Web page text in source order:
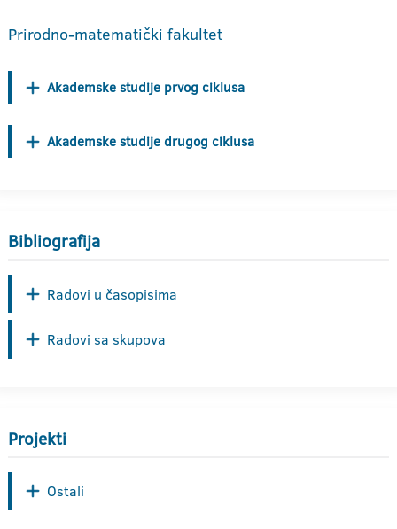
Prirodno-matematički fakultet
Akademske studije prvog ciklusa
Akademske studije drugog ciklusa
Bibliografija
Radovi u časopisima
Radovi sa skupova
Projekti
Ostali